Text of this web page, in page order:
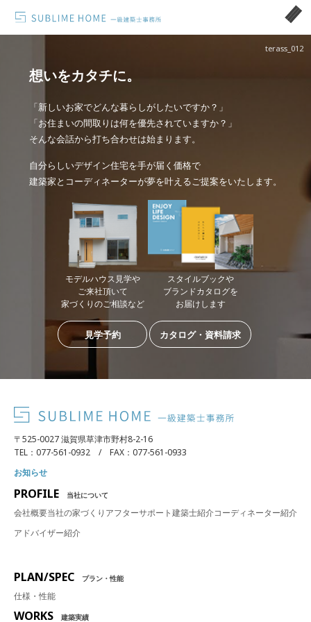
terass_012
想いをカタチに。
「新しいお家でどんな暮らしがしたいですか？」
「お住まいの間取りは何を優先されていますか？」
そんな会話から打ち合わせは始まります。
自分らしいデザイン住宅を手が届く価格で
建築家とコーディネーターが夢を叶えるご提案をいたします。
モデルハウス見学や
ご来社頂いて
家づくりのご相談など
見学予約
スタイルブックや
ブランドカタログを
お届けします
カタログ・資料請求
〒525-0027 滋賀県草津市野村8-2-16
TEL：077-561-0932 / FAX：077-561-0933
お知らせ
PROFILE 当社について
会社概要当社の家づくり アフターサポート建築士紹介コーディネーター紹介
アドバイザー紹介
PLAN/SPEC プラン・性能
仕様・性能
WORKS 建築実績